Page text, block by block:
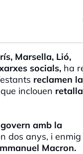
Marsella, Lió,
socials, ha
reclamen la
inclouen
amb la
dos anys, i enmig
Macron.